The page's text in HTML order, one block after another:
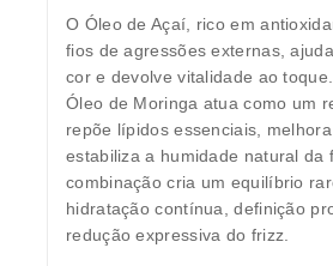
O Óleo de Açaí, rico em
fios de agressões externas,
cor e devolve vitalidade ao
Óleo de Moringa atua como um
repõe lípidos essenciais,
estabiliza a humidade natural da
combinação cria um equilíbrio
hidratação contínua, definição
redução expressiva do frizz.